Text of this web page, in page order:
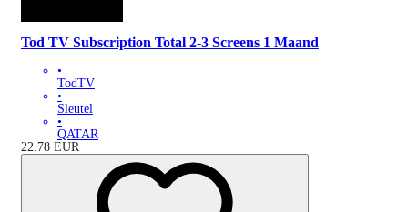
Tod TV Subscription Total 2-3 Screens 1 Maand
•
TodTV
•
Sleutel
•
QATAR
22.78 EUR